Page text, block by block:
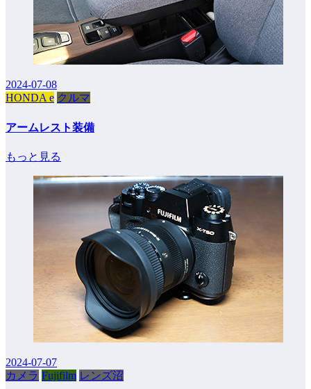
2024-07-08
HONDA e クルマ
アームレスト装備
もっと見る
2024-07-07
カメラ Fujifilm レンズ沼